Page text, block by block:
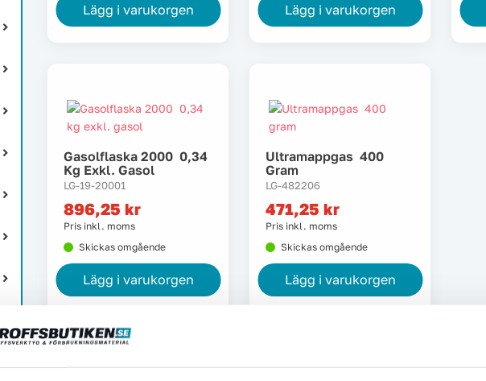
Lägg i varukorgen Lägg i varukorgen
Gasolflaska 2000 0,34
Kg Exkl. Gasol
LG-19-20001
896,25 kr
Pris inkl. moms
Skickas omgående
Lägg i varukorgen
Ultramappgas 400
Gram
LG-482206
471,25 kr
Pris inkl. moms
Skickas omgående
Lägg i varukorgen